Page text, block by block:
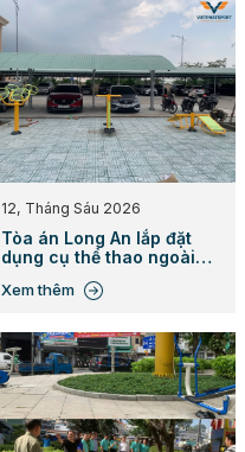
12, Tháng Sáu 2026
Tòa án Long An lắp đặt
dụng cụ thể thao ngoài
Xem thêm